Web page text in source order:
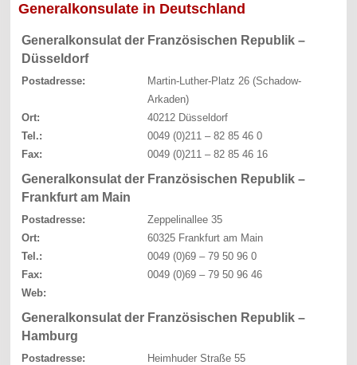
Generalkonsulate in Deutschland
Generalkonsulat der Französischen Republik –
Düsseldorf
Postadresse:
Martin-Luther-Platz 26 (Schadow-
Arkaden)
Ort:
40212 Düsseldorf
Tel.:
0049 (0)211 – 82 85 46 0
Fax:
0049 (0)211 – 82 85 46 16
Generalkonsulat der Französischen Republik –
Frankfurt am Main
Postadresse:
Zeppelinallee 35
Ort:
60325 Frankfurt am Main
Tel.:
0049 (0)69 – 79 50 96 0
Fax:
0049 (0)69 – 79 50 96 46
Web:
Generalkonsulat der Französischen Republik –
Hamburg
Postadresse:
Heimhuder Straße 55